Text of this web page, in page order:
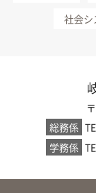
社会
総務係
学務係